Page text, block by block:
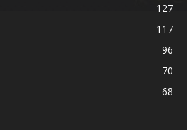
127
117
96
70
68